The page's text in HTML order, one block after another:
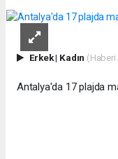
Erkek| Kadın (Haberi
Antalya'da 17 plajda